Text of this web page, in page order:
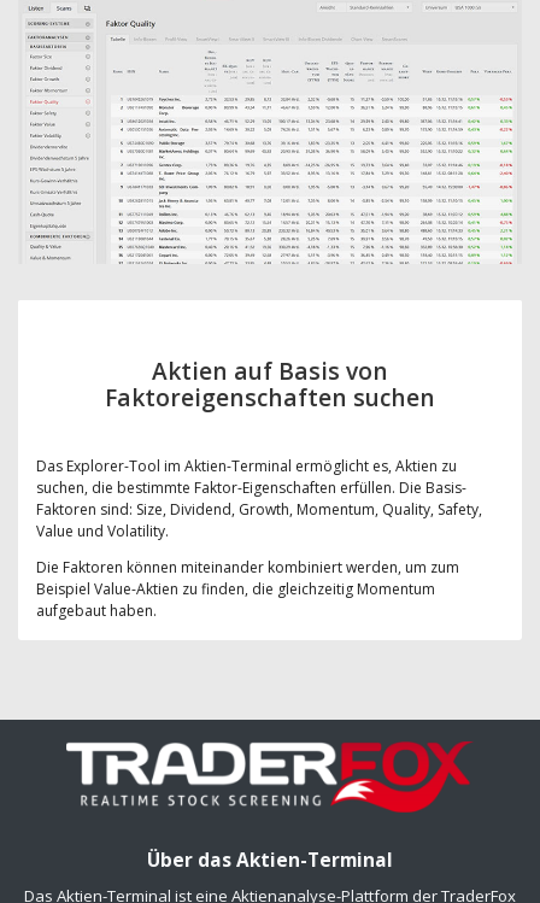
Aktien auf Basis von
Faktoreigenschaften suchen
Das Explorer-Tool im Aktien-Terminal ermöglicht es, Aktien zu
suchen, die bestimmte Faktor-Eigenschaften erfüllen. Die Basis-
Faktoren sind: Size, Dividend, Growth, Momentum, Quality, Safety,
Value und Volatility.
Die Faktoren können miteinander kombiniert werden, um zum
Beispiel Value-Aktien zu finden, die gleichzeitig Momentum
aufgebaut haben.
Über das Aktien-Terminal
Das Aktien-Terminal ist eine Aktienanalyse-Plattform der TraderFox